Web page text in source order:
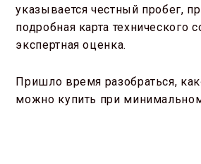
указывается честный пробег,
подробная карта технического
экспертная оценка.
Пришло время разобраться,
можно купить при